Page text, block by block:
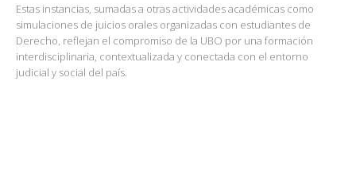
Estas instancias, sumadas a otras actividades académicas como
simulaciones de juicios orales organizadas con estudiantes de
Derecho, reflejan el compromiso de la UBO por una formación
interdisciplinaria, contextualizada y conectada con el entorno
judicial y social del país.